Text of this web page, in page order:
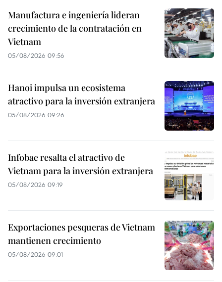
Manufactura e ingeniería lideran
crecimiento de la contratación en
Vietnam
05/08/2026 09:56
Hanoi impulsa un ecosistema
atractivo para la inversión extranjera
05/08/2026 09:26
Infobae resalta el atractivo de
Vietnam para la inversión extranjera
05/08/2026 09:19
Exportaciones pesqueras de Vietnam
mantienen crecimiento
05/08/2026 09:01